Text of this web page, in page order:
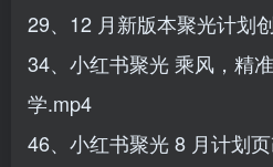
29、12 月新版本聚光计划
34、小红书聚光 乘风，精
学.mp4
46、小红书聚光 8 月计划